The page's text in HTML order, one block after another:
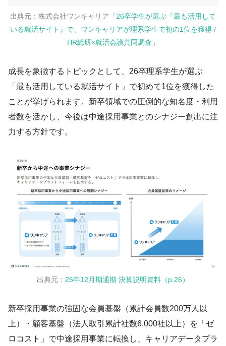
出典元：株式会社ワンキャリア「 26卒学生が選ぶ『最も活用して
いる就活サイト』で、ワンキャリアが理系学生で初の1位を獲得 /
HR総研×就活会議共同調査 」
成長を象徴するトピックとして、26卒理系学生が選ぶ
「最も活用している就活サイト」で初めて1位を獲得した
ことが挙げられます。新卒領域での圧倒的な知名度・利用
者数を活かし、今後は中途採用事業とのシナジー創出に注
力する方針です。
出典元： 25年12月期通期 決算説明資料（p.26）
新卒採用事業の強固な会員基盤（累計会員数200万人以
上）・顧客基盤（法人取引累計社数6,000社以上）を「ゼ
ロコスト」で中途採用事業に転換し、キャリアデータプラ